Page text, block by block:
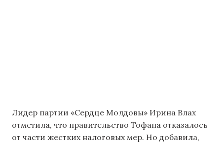
Лидер партии «Сердце Молдовы» Ирина Влах
отметила, что правительство Тофана отказалось
от части жестких налоговых мер. Но добавила,